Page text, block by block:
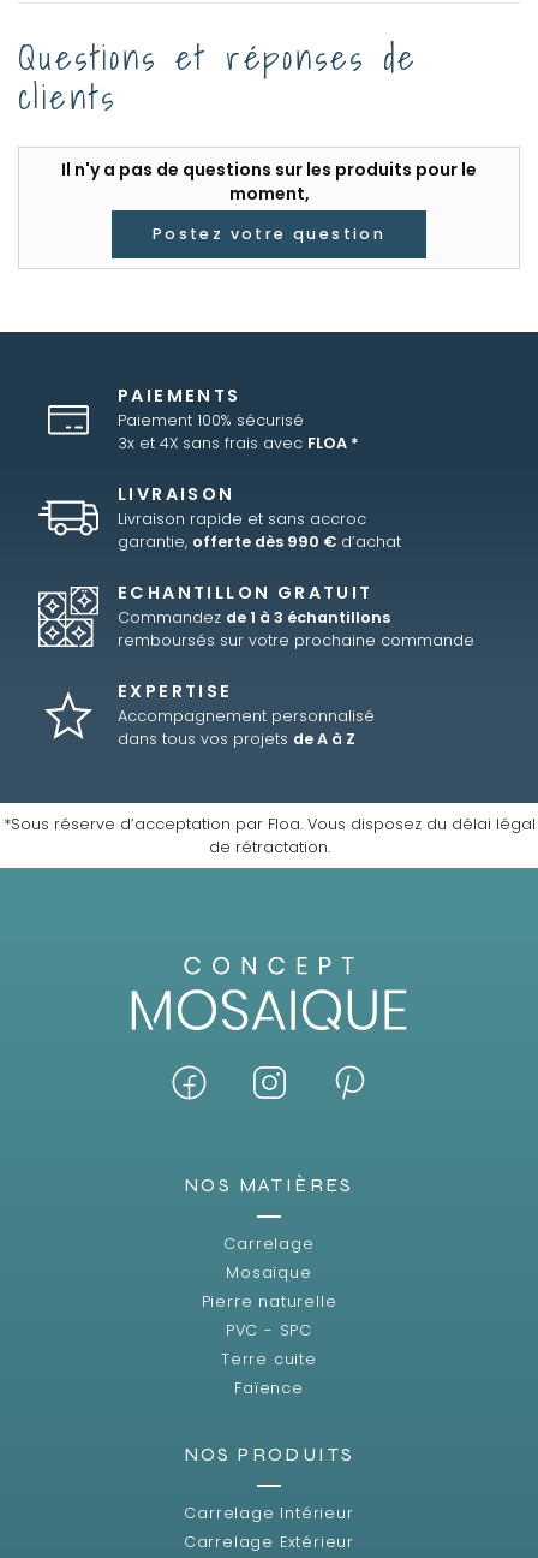
Questions et réponses de
clients
Il n'y a pas de questions sur les produits pour le
moment,
Postez votre question
PAIEMENTS
Paiement 100% sécurisé
3x et 4X sans frais avec FLOA *
LIVRAISON
Livraison rapide et sans accroc
garantie, offerte dès 990 € d’achat
ECHANTILLON GRATUIT
Commandez de 1 à 3 échantillons
remboursés sur votre prochaine commande
EXPERTISE
Accompagnement personnalisé
dans tous vos projets de A à Z
*Sous réserve d’acceptation par Floa. Vous disposez du délai légal
de rétractation.
NOS MATIÈRES
Carrelage
Mosaïque
Pierre naturelle
PVC - SPC
Terre cuite
Faïence
NOS PRODUITS
Carrelage Intérieur
Carrelage Extérieur